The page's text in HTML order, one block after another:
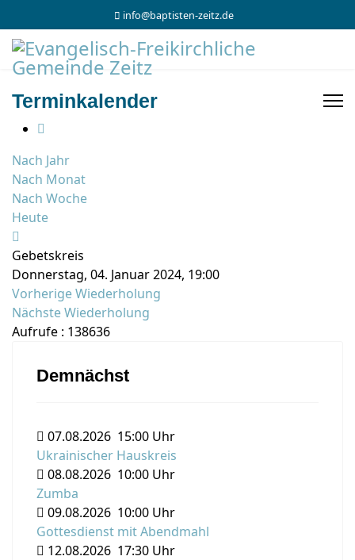
info@baptisten-zeitz.de
Terminkalender
Nach Jahr
Nach Monat
Nach Woche
Heute
Gebetskreis
Donnerstag, 04. Januar 2024, 19:00
Vorherige Wiederholung
Nächste Wiederholung
Aufrufe : 138636
Demnächst
07.08.2026 15:00 Uhr
Ukrainischer Hauskreis
08.08.2026 10:00 Uhr
Zumba
09.08.2026 10:00 Uhr
Gottesdienst mit Abendmahl
12.08.2026 17:30 Uhr